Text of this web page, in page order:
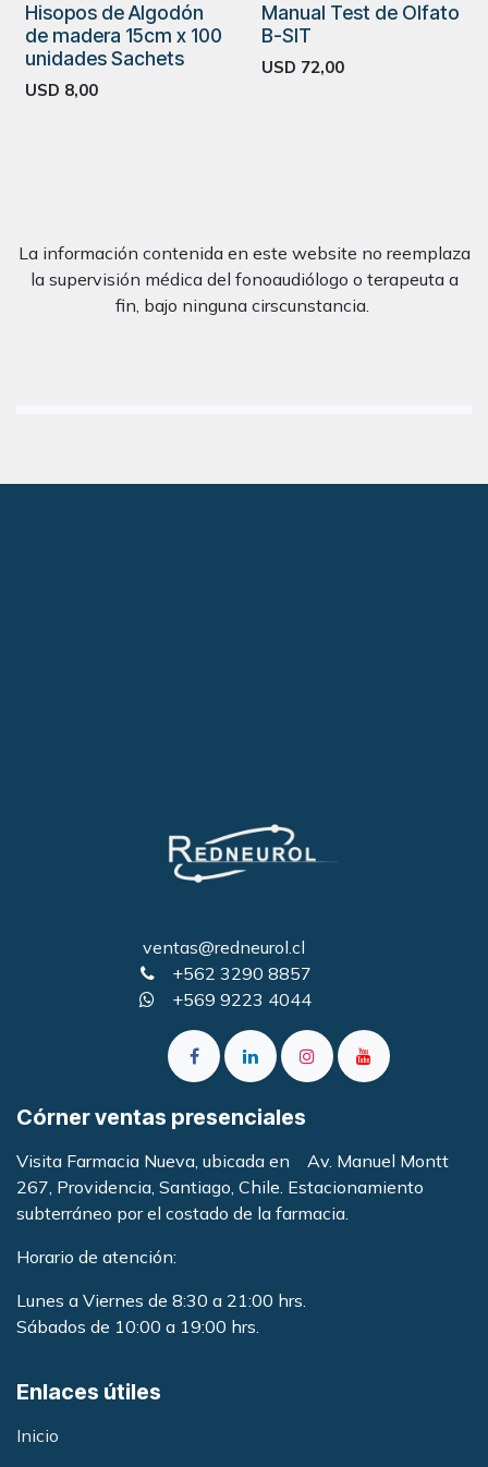
Hisopos de Algodón
de madera 15cm x 100
unidades Sachets
USD 8,00
Manual Test de Olfato
B-SIT
USD 72,00
La información contenida en este website no reemplaza
la supervisión médica del fonoaudiólogo o terapeuta a
fin, bajo ninguna cirscunstancia.
ventas@redneurol.cl
+562 3290 8857
+569 9223 4044
Córner ventas presenciales
Visita Farmacia Nueva, ubicada en Av. Manuel Montt
267, Providencia, Santiago, Chile. Estacionamiento
subterráneo por el costado de la farmacia.
Horario de atención:
Lunes a Viernes de 8:30 a 21:00 hrs.
Sábados de 10:00 a 19:00 hrs.
Enlaces útiles
Inicio